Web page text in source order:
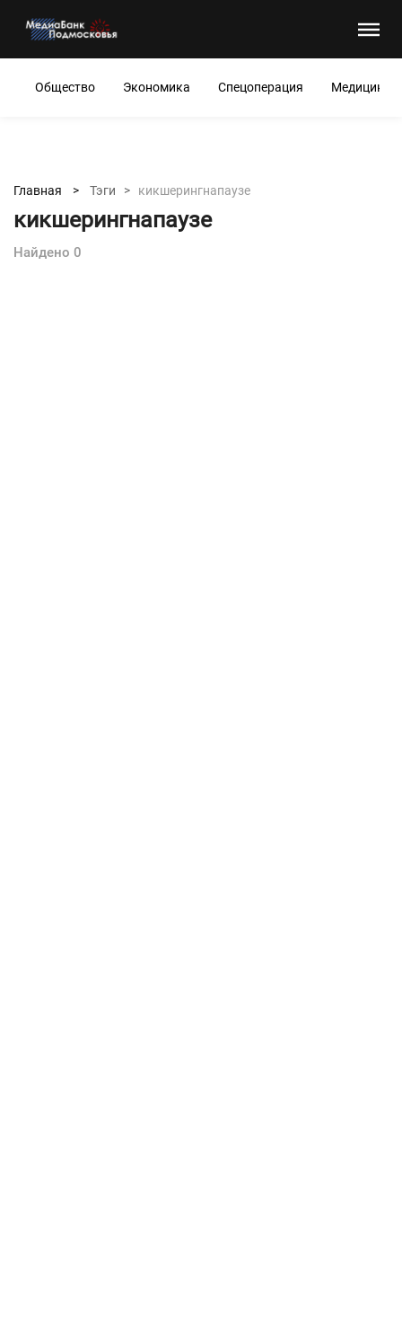
Общество Экономика Спецоперация Медицина
Главная > Тэги > кикшерингнапаузе
кикшерингнапаузе
Найдено 0